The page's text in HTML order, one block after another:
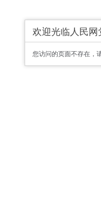
欢迎光临人民网
您访问的页面不存在，